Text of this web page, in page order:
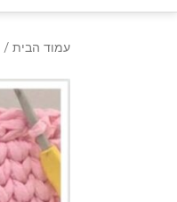
עמוד הבית /